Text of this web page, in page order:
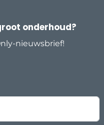
onderhoud?
nieuwsbrief!